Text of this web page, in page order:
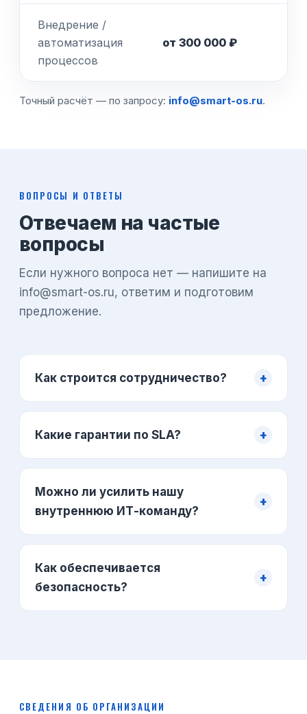
Внедрение /
автоматизация
процессов
от 300 000 ₽
Точный расчёт — по запросу: info@smart-os.ru.
ВОПРОСЫ И ОТВЕТЫ
Отвечаем на частые
вопросы
Если нужного вопроса нет — напишите на
info@smart-os.ru, ответим и подготовим
предложение.
Как строится сотрудничество? +
Какие гарантии по SLA? +
Можно ли усилить нашу
внутреннюю ИТ-команду?
+
Как обеспечивается
безопасность?
+
СВЕДЕНИЯ ОБ ОРГАНИЗАЦИИ